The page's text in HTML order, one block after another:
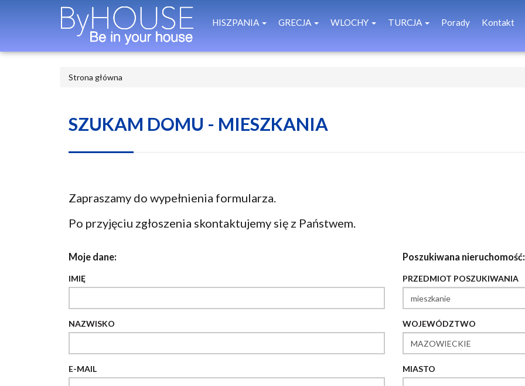
HISZPANIA GRECJA WLOCHY TURCJA Porady Kontakt
Strona główna
SZUKAM DOMU - MIESZKANIA
Zapraszamy do wypełnienia formularza.
Po przyjęciu zgłoszenia skontaktujemy się z Państwem.
Moje dane:
IMIĘ
NAZWISKO
E-MAIL
Poszukiwana nieruchomość:
PRZEDMIOT POSZUKIWANIA
WOJEWÓDZTWO
MIASTO